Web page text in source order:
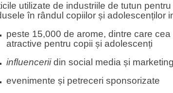
utilizate de industriile de tutun
în rândul copiilor și adolescenților
peste 15,000 de arome, dintre care
atractive pentru copii și adolescenți
influenceriidin social media și marketing
evenimente și petreceri sponsorizate